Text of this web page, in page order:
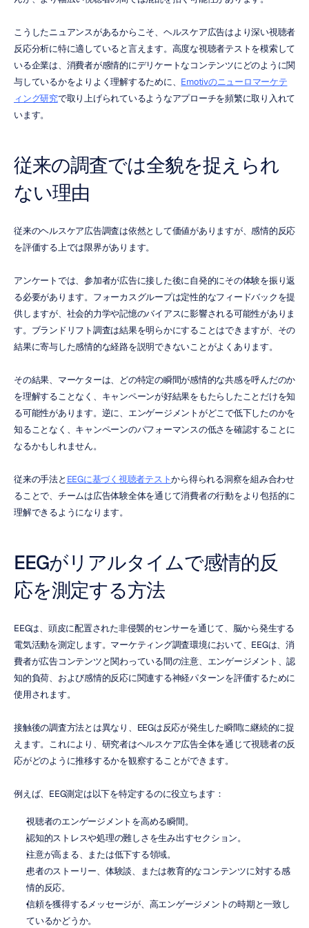
こうしたニュアンスがあるからこそ、ヘルスケア広告はより深い視聴者
反応分析に特に適していると言えます。高度な視聴者テストを模索して
いる企業は、消費者が感情的にデリケートなコンテンツにどのように関
与しているかをよりよく理解するために、 Emotivのニューロマーケテ
ィング研究で取り上げられているようなアプローチを頻繁に取り入れて
います。
従来の調査では全貌を捉えられ
ない理由
従来のヘルスケア広告調査は依然として価値がありますが、感情的反応
を評価する上では限界があります。
アンケートでは、参加者が広告に接した後に自発的にその体験を振り返
る必要があります。フォーカスグループは定性的なフィードバックを提
供しますが、社会的力学や記憶のバイアスに影響される可能性がありま
す。ブランドリフト調査は結果を明らかにすることはできますが、その
結果に寄与した感情的な経路を説明できないことがよくあります。
その結果、マーケターは、どの特定の瞬間が感情的な共感を呼んだのか
を理解することなく、キャンペーンが好結果をもたらしたことだけを知
る可能性があります。逆に、エンゲージメントがどこで低下したのかを
知ることなく、キャンペーンのパフォーマンスの低さを確認することに
なるかもしれません。
従来の手法と EEGに基づく視聴者テストから得られる洞察を組み合わせ
ることで、チームは広告体験全体を通じて消費者の行動をより包括的に
理解できるようになります。
EEGがリアルタイムで感情的反
応を測定する方法
EEGは、頭皮に配置された非侵襲的センサーを通じて、脳から発生する
電気活動を測定します。マーケティング調査環境において、EEGは、消
費者が広告コンテンツと関わっている間の注意、エンゲージメント、認
知的負荷、および感情的反応に関連する神経パターンを評価するために
使用されます。
接触後の調査方法とは異なり、EEGは反応が発生した瞬間に継続的に捉
えます。これにより、研究者はヘルスケア広告全体を通じて視聴者の反
応がどのように推移するかを観察することができます。
例えば、EEG測定は以下を特定するのに役立ちます：
視聴者のエンゲージメントを高める瞬間。
認知的ストレスや処理の難しさを生み出すセクション。
注意が高まる、または低下する領域。
患者のストーリー、体験談、または教育的なコンテンツに対する感
情的反応。
信頼を獲得するメッセージが、高エンゲージメントの時期と一致し
ているかどうか。